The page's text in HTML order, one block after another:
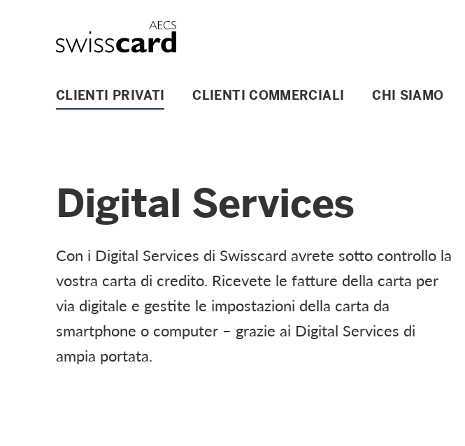
Navigazione principale
CLIENTI PRIVATI CLIENTI COMMERCIALI CHI SIAMO
Digital Services
Con i Digital Services di Swisscard avrete sotto controllo la
vostra carta di credito. Ricevete le fatture della carta per
via digitale e gestite le impostazioni della carta da
smartphone o computer – grazie ai Digital Services di
ampia portata.